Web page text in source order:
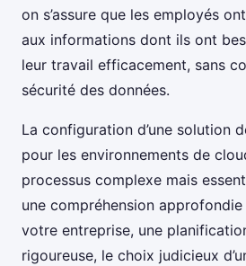
on s’assure que les employés
aux informations dont ils ont
leur travail efficacement, sans
sécurité des données.
La configuration d’une solution
pour les environnements de
processus complexe mais
une compréhension
votre entreprise, une
rigoureuse, le choix judicieux